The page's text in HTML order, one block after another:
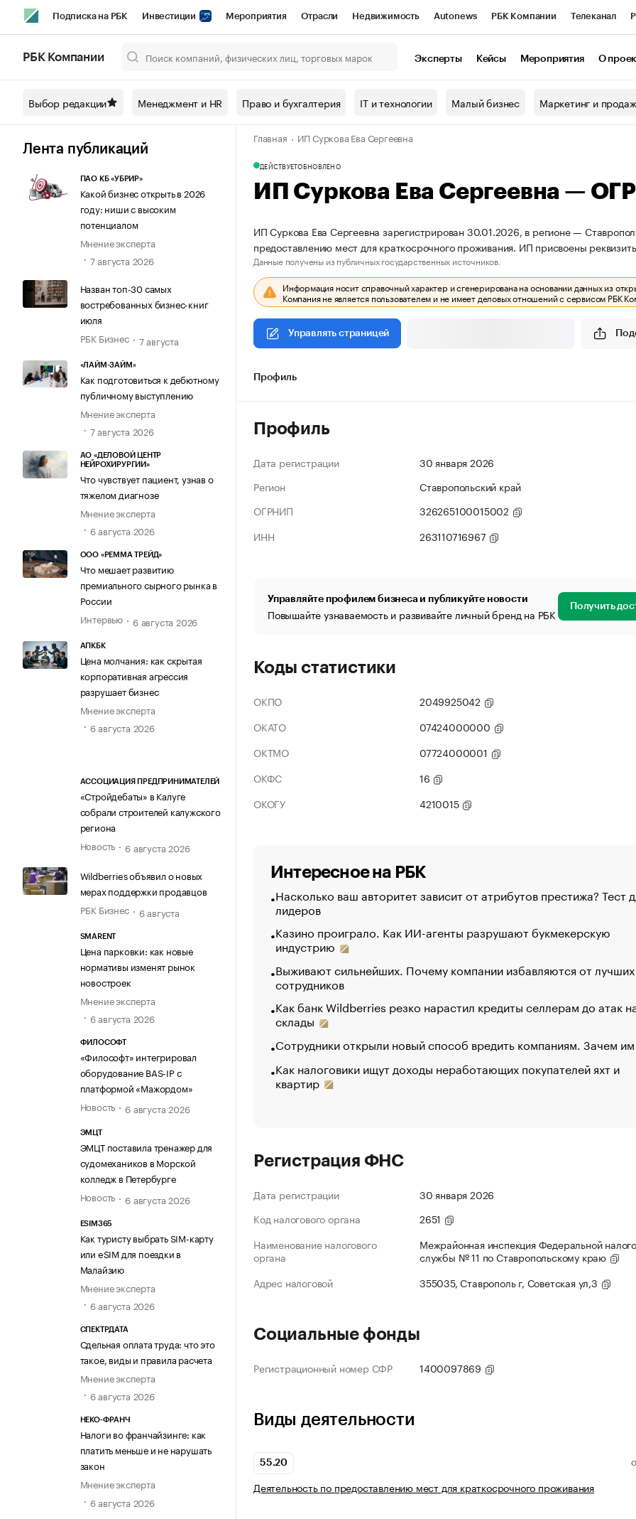
Подписка на РБК Инвестиции Мероприятия Отрасли Недвижимость Autonews РБК Компании Телеканал
Спецпроекты СПб Конференции СПб Спецпроекты Проверка контрагентов
Технологии и медиа Рынок наличной валюты
РБК Компании Эксперты Кейсы Мероприятия О
Выбор редакции Менеджмент и HR Право и бухгалтерия IT и технологии Малый бизнес Маркетинг и
Лента публикаций
ПАО КБ «УБРИР»
Какой бизнес открыть в 2026
году: ниши с высоким
потенциалом
Мнение эксперта
7 августа 2026
Назван топ-30 самых
востребованных бизнес-книг
июля
РБК Бизнес
7 августа
«ЛАЙМ-ЗАЙМ»
Как подготовиться к дебютному
публичному выступлению
Мнение эксперта
7 августа 2026
АО «ДЕЛОВОЙ ЦЕНТР
НЕЙРОХИРУРГИИ»
Что чувствует пациент, узнав о
тяжелом диагнозе
Мнение эксперта
6 августа 2026
ООО «РЕММА ТРЕЙД»
Что мешает развитию
премиального сырного рынка в
России
Интервью
6 августа 2026
АПКБК
Цена молчания: как скрытая
корпоративная агрессия
разрушает бизнес
Мнение эксперта
6 августа 2026
АССОЦИАЦИЯ ПРЕДПРИНИМАТЕЛЕЙ
«Стройдебаты» в Калуге
собрали строителей калужского
региона
Новость
6 августа 2026
Wildberries объявил о новых
мерах поддержки продавцов
РБК Бизнес
6 августа
SMARENT
Цена парковки: как новые
нормативы изменят рынок
новостроек
Мнение эксперта
6 августа 2026
ФИЛОСОФТ
«Философт» интегрировал
оборудование BAS-IP с
платформой «Мажордом»
Новость
6 августа 2026
ЭМЦТ
ЭМЦТ поставила тренажер для
судомехаников в Морской
колледж в Петербурге
Новость
6 августа 2026
ESIM365
Как туристу выбрать SIM-карту
или eSIM для поездки в
Малайзию
Мнение эксперта
6 августа 2026
СПЕКТРДАТА
Сдельная оплата труда: что это
такое, виды и правила расчета
Мнение эксперта
6 августа 2026
НЕКО-ФРАНЧ
Налоги во франчайзинге: как
платить меньше и не нарушать
закон
Мнение эксперта
6 августа 2026
Главная ИП Суркова Ева Сергеевна
ДЕЙСТВУЕТОБНОВЛЕНО
ИП Суркова Ева Сергеевна —
ИП Суркова Ева Сергеевна зарегистрирован 30.01.2026, в регионе —
предоставлению мест для краткосрочного проживания. ИП присвоены
Данные получены из публичных государственных источников.
Информация носит справочный характер и сгенерирована на основании данных из
Компания не является пользователем и не имеет деловых отношений с сервисом РБК
Управлять страницей
Профиль
Профиль
Дата регистрации
30 января 2026
Регион
Ставропольский край
ОГРНИП
326265100015002
ИНН
263110716967
Управляйте профилем бизнеса и публикуйте новости
Повышайте узнаваемость и развивайте личный бренд на РБК Получить
Коды статистики
ОКПО
2049925042
ОКАТО
07424000000
ОКТМО
07724000001
ОКФС
16
ОКОГУ
4210015
Интересное на РБК
Насколько ваш авторитет зависит от атрибутов престижа? Тест
лидеров
Казино проиграло. Как ИИ-агенты разрушают букмекерскую
индустрию
Выживают сильнейших. Почему компании избавляются от лучших
сотрудников
Как банк Wildberries резко нарастил кредиты селлерам до атак
склады
Сотрудники открыли новый способ вредить компаниям. Зачем
Как налоговики ищут доходы неработающих покупателей яхт и
квартир
Регистрация ФНС
Дата регистрации
30 января 2026
Код налогового органа
2651
Наименование налогового
органа
Межрайонная инспекция Федеральной
службы № 11 по Ставропольскому краю
Адрес налоговой
355035, Ставрополь г, Советская ул,3
Социальные фонды
Регистрационный номер СФР 1400097869
Виды деятельности
55.20
Деятельность по предоставлению мест для краткосрочного проживания